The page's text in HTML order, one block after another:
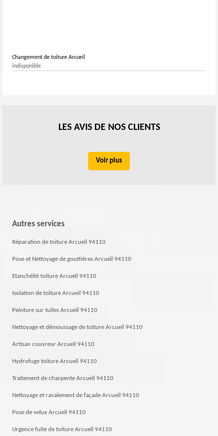
Changement de toiture Arcueil
indisponible
LES AVIS DE NOS CLIENTS
Voir plus
Autres services
Réparation de toiture Arcueil 94110
Pose et Nettoyage de gouttières Arcueil 94110
Etanchéité toiture Arcueil 94110
Isolation de toiture Arcueil 94110
Peinture sur tuiles Arcueil 94110
Nettoyage et démoussage de toiture Arcueil 94110
Artisan couvreur Arcueil 94110
Hydrofuge toiture Arcueil 94110
Traitement de charpente Arcueil 94110
Nettoyage et ravalement de façade Arcueil 94110
Pose de velux Arcueil 94110
Urgence fuite de toiture Arcueil 94110